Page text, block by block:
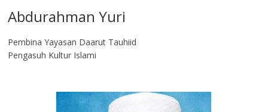
Abdurahman Yuri
Pembina Yayasan Daarut Tauhiid
Pengasuh Kultur Islami